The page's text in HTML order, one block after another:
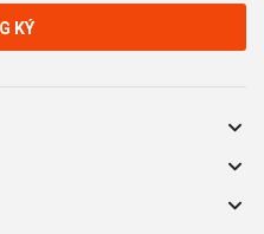
KÝ